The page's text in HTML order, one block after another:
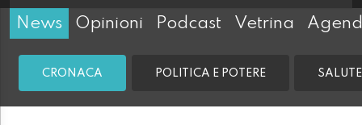
News Opinioni Podcast Vetrina
CRONACA POLITICA E POTERE